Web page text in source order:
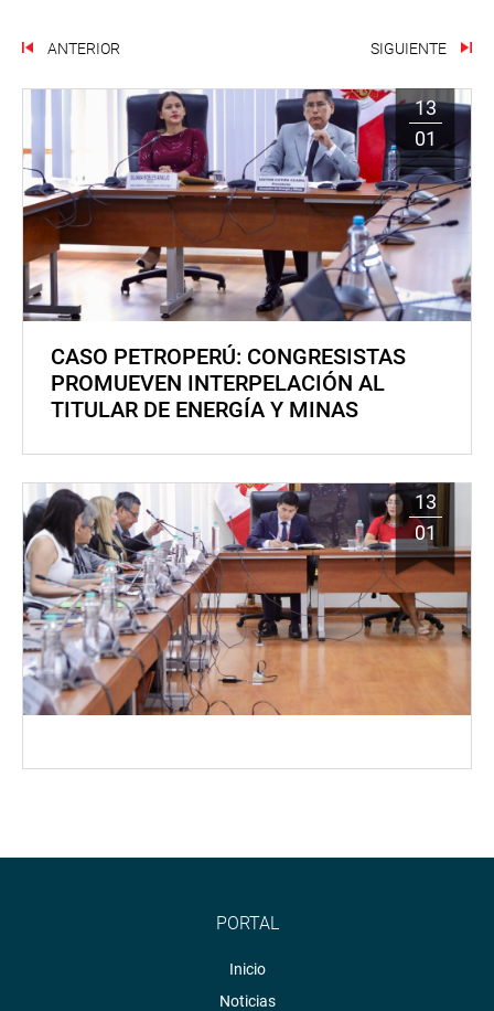
ANTERIOR SIGUIENTE
13
01
CASO PETROPERÚ: CONGRESISTAS
PROMUEVEN INTERPELACIÓN AL
TITULAR DE ENERGÍA Y MINAS
13
01
PORTAL
Inicio
Noticias